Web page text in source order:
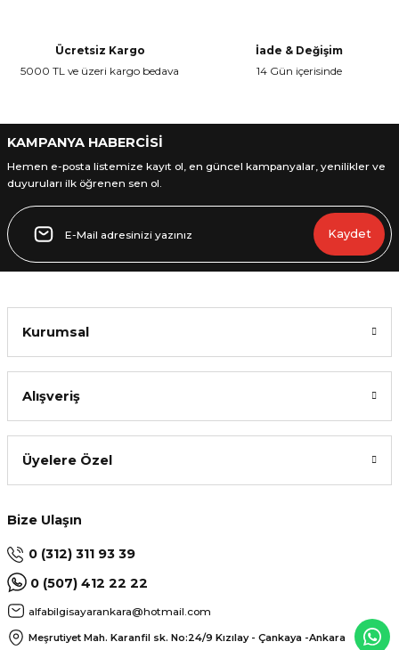
Gönder
Ücretsiz Kargo
5000 TL ve üzeri kargo bedava
İade & Değişim
14 Gün içerisinde
KAMPANYA HABERCİSİ
Hemen e-posta listemize kayıt ol, en güncel kampanyalar, yenilikler ve
duyuruları ilk öğrenen sen ol.
Kaydet
Kurumsal
Alışveriş
Üyelere Özel
Bize Ulaşın
0 (312) 311 93 39
0 (507) 412 22 22
alfabilgisayarankara@hotmail.com
Meşrutiyet Mah. Karanfil sk. No:24/9 Kızılay - Çankaya -Ankara